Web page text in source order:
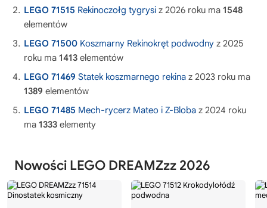
LEGO 71515 Rekinoczołg tygrysi z 2026 roku ma 1548
elementów
LEGO 71500 Koszmarny Rekinokręt podwodny z 2025
roku ma 1413 elementów
LEGO 71469 Statek koszmarnego rekina z 2023 roku ma
1389 elementów
LEGO 71485 Mech-rycerz Mateo i Z-Bloba z 2024 roku
ma 1333 elementy
Nowości LEGO DREAMZzz 2026